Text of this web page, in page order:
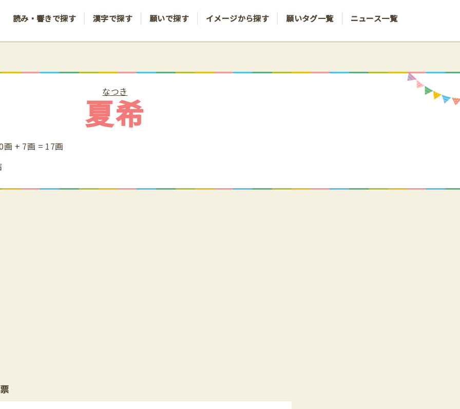
読み・響きで探す 漢字で探す 願いで探す イメージから探す 願いタグ一覧 ニュース一覧
なつき
夏希
画 + 7画 = 17画